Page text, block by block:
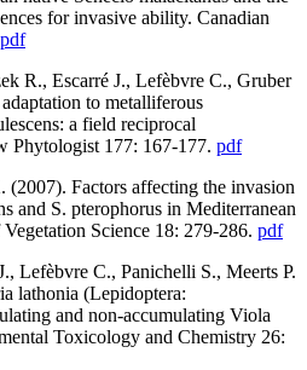
for invasive ability. Canadian
pdf
R., Escarré J., Lefèbvre C., Gruber
to metalliferous
a field reciprocal
Phytologist 177: 167-177. pdf
(2007). Factors affecting the invasion
and S. pterophorus in Mediterranean
Science 18: 279-286. pdf
Lefèbvre C., Panichelli S., Meerts P.
lathonia (Lepidoptera:
and non-accumulating Viola
Toxicology and Chemistry 26: